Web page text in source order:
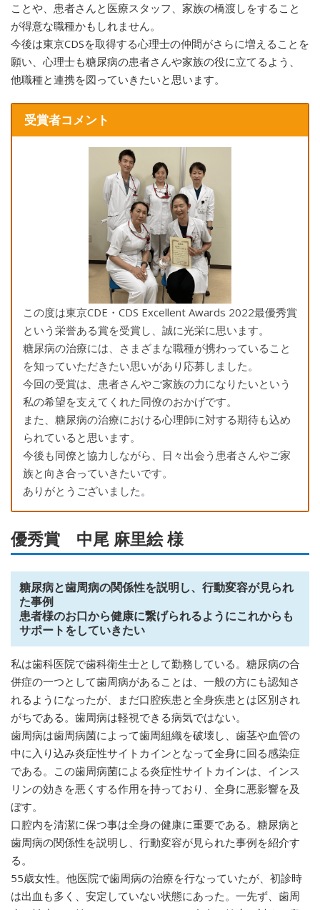
ことや、患者さんと医療スタッフ、家族の橋渡しをすること
が得意な職種かもしれません。
今後は東京CDSを取得する心理士の仲間がさらに増えることを
願い、心理士も糖尿病の患者さんや家族の役に立てるよう、
他職種と連携を図っていきたいと思います。
受賞者コメント
この度は東京CDE・CDS Excellent Awards 2022最優秀賞
という栄誉ある賞を受賞し、誠に光栄に思います。
糖尿病の治療には、さまざまな職種が携わっていること
を知っていただきたい思いがあり応募しました。
今回の受賞は、患者さんやご家族の力になりたいという
私の希望を支えてくれた同僚のおかげです。
また、糖尿病の治療における心理師に対する期待も込め
られていると思います。
今後も同僚と協力しながら、日々出会う患者さんやご家
族と向き合っていきたいです。
ありがとうございました。
優秀賞 中尾 麻里絵 様
糖尿病と歯周病の関係性を説明し、行動変容が見られ
た事例
患者様のお口から健康に繋げられるようにこれからも
サポートをしていきたい
私は歯科医院で歯科衛生士として勤務している。糖尿病の合
併症の一つとして歯周病があることは、一般の方にも認知さ
れるようになったが、まだ口腔疾患と全身疾患とは区別され
がちである。歯周病は軽視できる病気ではない。
歯周病は歯周病菌によって歯周組織を破壊し、歯茎や血管の
中に入り込み炎症性サイトカインとなって全身に回る感染症
である。この歯周病菌による炎症性サイトカインは、インス
リンの効きを悪くする作用を持っており、全身に悪影響を及
ぼす。
口腔内を清潔に保つ事は全身の健康に重要である。糖尿病と
歯周病の関係性を説明し、行動変容が見られた事例を紹介す
る。
55歳女性。他医院で歯周病の治療を行なっていたが、初診時
は出血も多く、安定していない状態にあった。一先ず、歯周